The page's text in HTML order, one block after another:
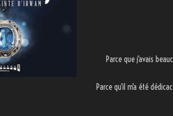
Parce que j’avais
Parce qu’il m’a été